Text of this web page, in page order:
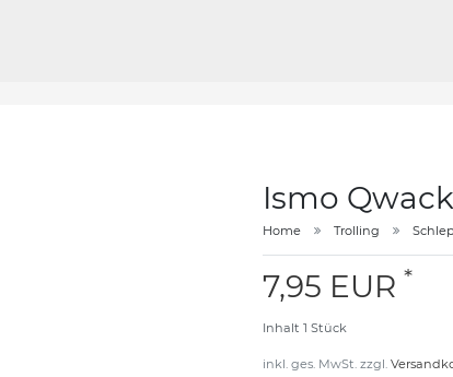
Ismo Qwack
Home Trolling
7,95 EUR *
Inhalt 1 Stück
inkl. ges. MwSt. zzgl.